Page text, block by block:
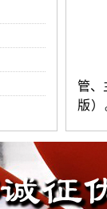
管、
版
等。
练。